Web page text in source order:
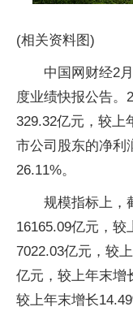
(相关资料图)
中国网财经2
度业绩快报公告。
329.32亿元，较上
市公司股东的净利
26.11%。
规模指标上，
16165.09亿元，
7022.03亿元，较
亿元，较上年末增
较上年末增长